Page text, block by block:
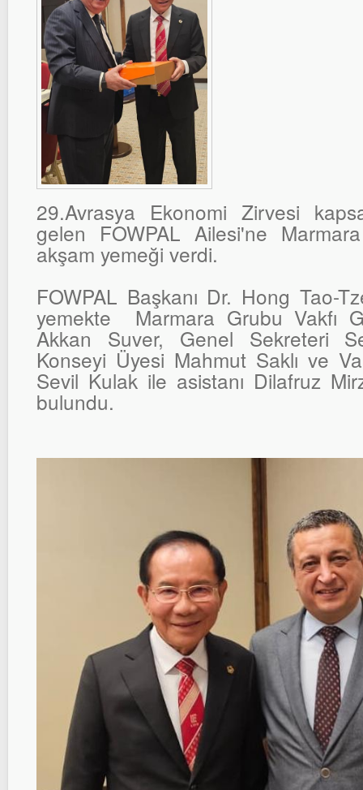
29.Avrasya Ekonomi Zirvesi
gelen FOWPAL Ailesi'ne
akşam yemeği verdi.
FOWPAL Başkanı Dr. Hong Tao-
yemekte Marmara Grubu Vakfı
Akkan Suver, Genel Sekreteri
Konseyi Üyesi Mahmut Saklı ve
Sevil Kulak ile asistanı Dilafruz
bulundu.